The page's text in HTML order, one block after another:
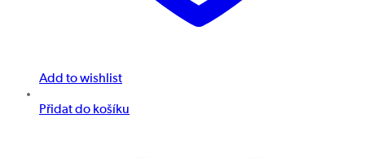
Add to wishlist
Přidat do košíku